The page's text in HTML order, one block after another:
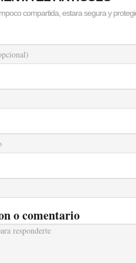
compartida, estara segura y
o comentario